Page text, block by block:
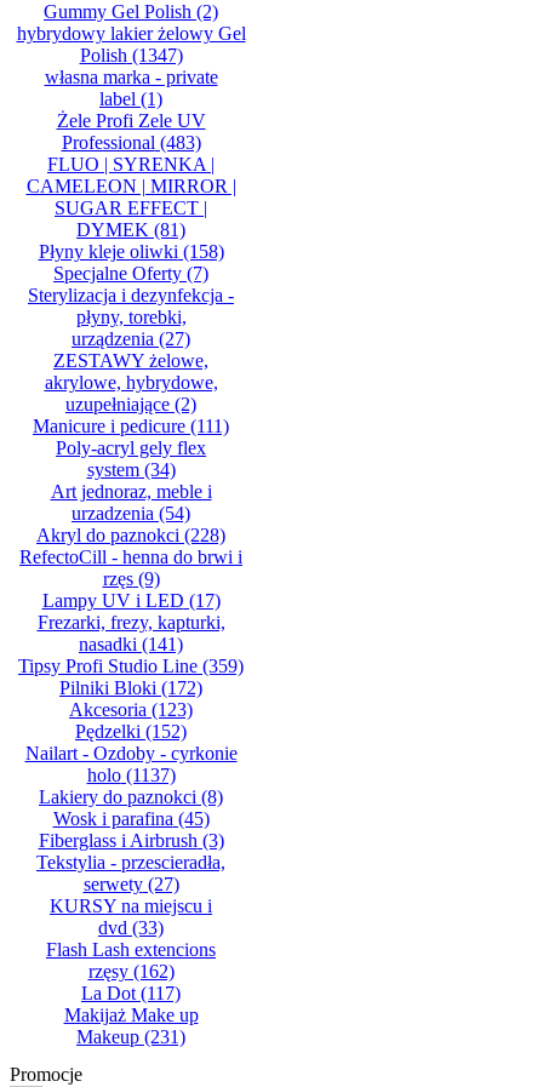
Gummy Gel Polish (2)
hybrydowy lakier żelowy Gel
Polish (1347)
własna marka - private
label (1)
Żele Profi Zele UV
Professional (483)
FLUO | SYRENKA |
CAMELEON | MIRROR |
SUGAR EFFECT |
DYMEK (81)
Płyny kleje oliwki (158)
Specjalne Oferty (7)
Sterylizacja i dezynfekcja -
płyny, torebki,
urządzenia (27)
ZESTAWY żelowe,
akrylowe, hybrydowe,
uzupełniające (2)
Manicure i pedicure (111)
Poly-acryl gely flex
system(34)
Art jednoraz, meble i
urzadzenia (54)
Akryl do paznokci (228)
RefectoCill - henna do brwi i
rzęs(9)
Lampy UV i LED (17)
Frezarki, frezy, kapturki,
nasadki (141)
Tipsy Profi Studio Line (359)
Pilniki Bloki (172)
Akcesoria (123)
Pędzelki (152)
Nailart - Ozdoby - cyrkonie
holo(1137)
Lakiery do paznokci (8)
Wosk i parafina (45)
Fiberglass i Airbrush (3)
Tekstylia - przescieradła,
serwety(27)
KURSY na miejscu i
dvd (33)
Flash Lash extencions
rzęsy(162)
La Dot (117)
Makijaż Make up
Makeup (231)
Promocje